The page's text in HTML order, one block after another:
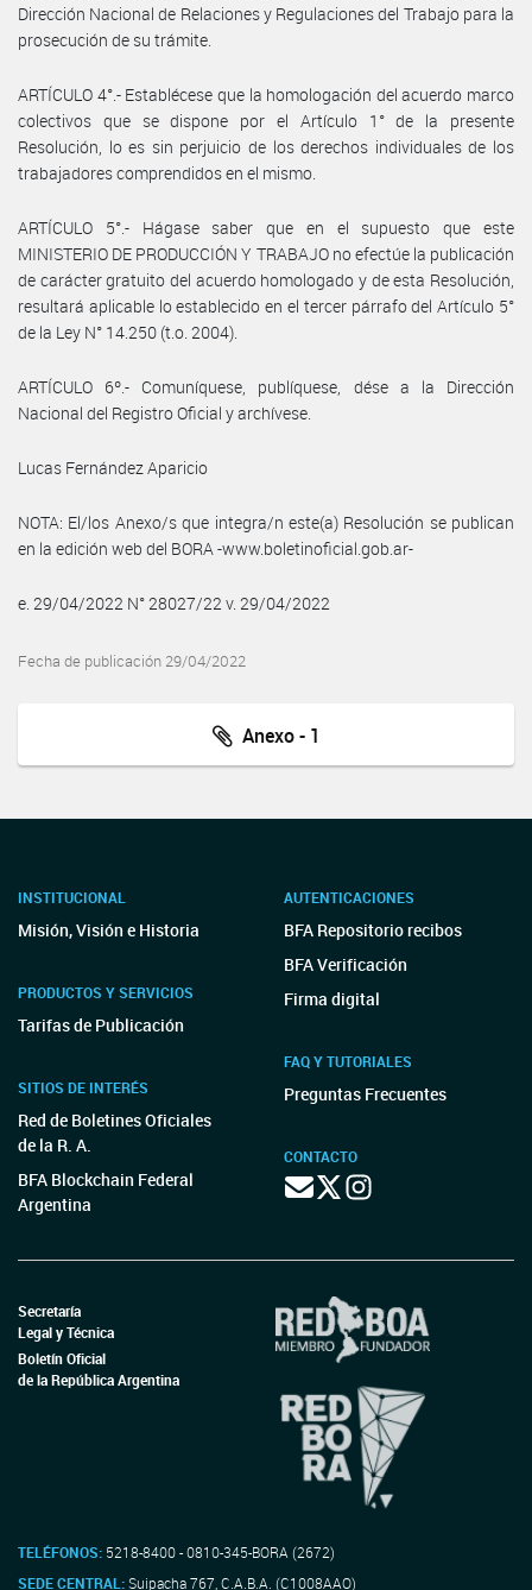
Dirección Nacional de Relaciones y Regulaciones del Trabajo para la
prosecución de su trámite.
ARTÍCULO 4°.- Establécese que la homologación del acuerdo marco
colectivos que se dispone por el Artículo 1° de la presente
Resolución, lo es sin perjuicio de los derechos individuales de los
trabajadores comprendidos en el mismo.
ARTÍCULO 5°.- Hágase saber que en el supuesto que este
MINISTERIO DE PRODUCCIÓN Y TRABAJO no efectúe la publicación
de carácter gratuito del acuerdo homologado y de esta Resolución,
resultará aplicable lo establecido en el tercer párrafo del Artículo 5°
de la Ley N° 14.250 (t.o. 2004).
ARTÍCULO 6º.- Comuníquese, publíquese, dése a la Dirección
Nacional del Registro Oficial y archívese.
Lucas Fernández Aparicio
NOTA: El/los Anexo/s que integra/n este(a) Resolución se publican
en la edición web del BORA -www.boletinoficial.gob.ar-
e. 29/04/2022 N° 28027/22 v. 29/04/2022
Fecha de publicación 29/04/2022
Anexo - 1
INSTITUCIONAL
Misión, Visión e Historia
PRODUCTOS Y SERVICIOS
Tarifas de Publicación
SITIOS DE INTERÉS
Red de Boletines Oficiales
de la R. A.
BFA Blockchain Federal
Argentina
AUTENTICACIONES
BFA Repositorio recibos
BFA Verificación
Firma digital
FAQ Y TUTORIALES
Preguntas Frecuentes
CONTACTO
Secretaría
Legal y Técnica
Boletín Oficial
de la República Argentina
TELÉFONOS: 5218-8400 - 0810-345-BORA (2672)
SEDE CENTRAL:Suipacha 767, C.A.B.A. (C1008AAO)